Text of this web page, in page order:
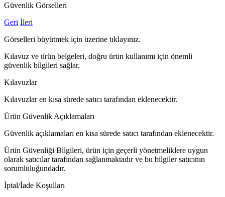
Güvenlik Görselleri
Geri İleri
Görselleri büyütmek için üzerine tıklayınız.
Kılavuz ve ürün belgeleri, doğru ürün kullanımı için önemli
güvenlik bilgileri sağlar.
Kılavuzlar
Kılavuzlar en kısa sürede satıcı tarafından eklenecektir.
Ürün Güvenlik Açıklamaları
Güvenlik açıklamaları en kısa sürede satıcı tarafından eklenecektir.
Ürün Güvenliği Bilgileri, ürün için geçerli yönetmeliklere uygun
olarak satıcılar tarafından sağlanmaktadır ve bu bilgiler satıcının
sorumluluğundadır.
İptal/İade Koşulları